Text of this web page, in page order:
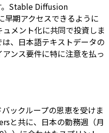
。Stable Diffusion
期アクセスできるように
メント化に共同で投資しま
、日本語テキストデータの
ンス要件に特に注意を払っ
ックループの恩恵を受けま
と共に、日本の勤務週（月